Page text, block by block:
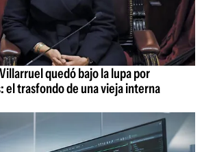
quedó bajo la lupa por
el trasfondo de una vieja interna